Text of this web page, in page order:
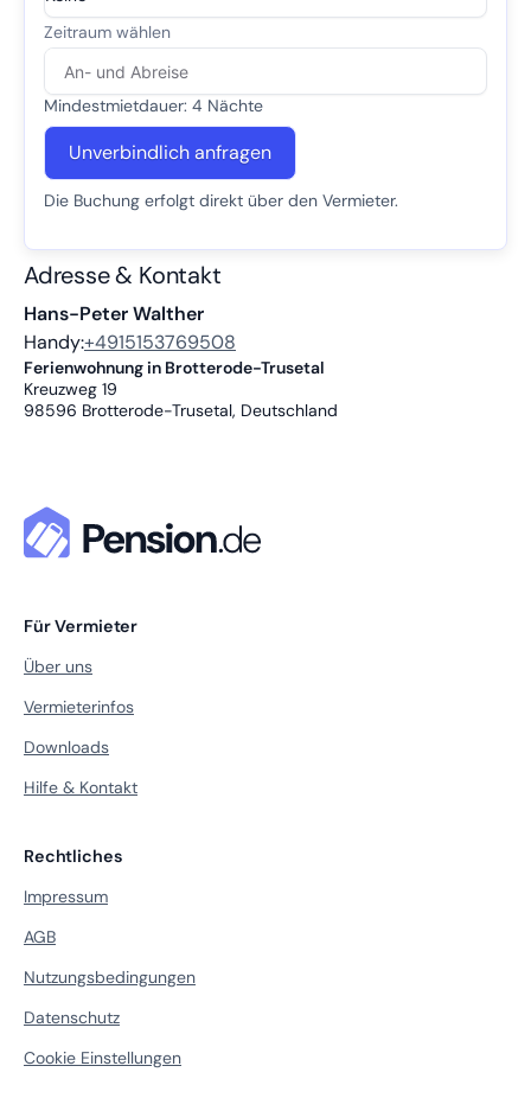
Mindestmietdauer: 4 Nächte
Unverbindlich anfragen
Die Buchung erfolgt direkt über den Vermieter.
Adresse & Kontakt
Hans-Peter Walther
Handy:+4915153769508
Ferienwohnung in Brotterode-Trusetal
Kreuzweg 19
98596 Brotterode-Trusetal, Deutschland
Für Vermieter
Über uns
Vermieterinfos
Downloads
Hilfe & Kontakt
Rechtliches
Impressum
AGB
Nutzungsbedingungen
Datenschutz
Cookie Einstellungen